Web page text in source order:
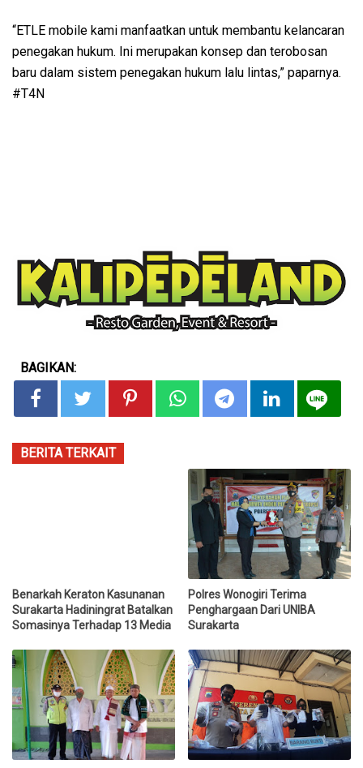
“ETLE mobile kami manfaatkan untuk membantu kelancaran
penegakan hukum. Ini merupakan konsep dan terobosan
baru dalam sistem penegakan hukum lalu lintas,” paparnya.
#T4N
BAGIKAN:
BERITA TERKAIT
Benarkah Keraton Kasunanan
Surakarta Hadiningrat Batalkan
Somasinya Terhadap 13 Media
Polres Wonogiri Terima
Penghargaan Dari UNIBA
Surakarta